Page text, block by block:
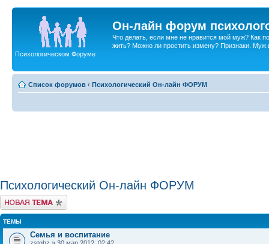
Он-лайн форум
Что делать, если мне не нравится мой муж? Как
жить? Можно ли простить измену? Признаки. Муж
Психологическом Форуме
Список форумов ‹ Психологический Он-лайн ФОРУМ
Психологический Он-лайн ФОРУМ
Новая тема
ТЕМЫ
Семья и воспитание
zstghz » 30 мар 2012, 02:42